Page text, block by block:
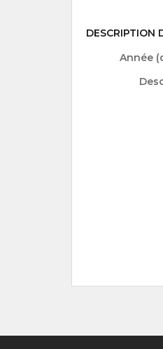
DESCRIPTION
Année